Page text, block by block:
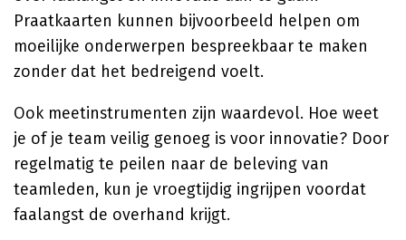
Praatkaarten kunnen bijvoorbeeld helpen om
moeilijke onderwerpen bespreekbaar te maken
zonder dat het bedreigend voelt.
Ook meetinstrumenten zijn waardevol. Hoe weet
je of je team veilig genoeg is voor innovatie? Door
regelmatig te peilen naar de beleving van
teamleden, kun je vroegtijdig ingrijpen voordat
faalangst de overhand krijgt.